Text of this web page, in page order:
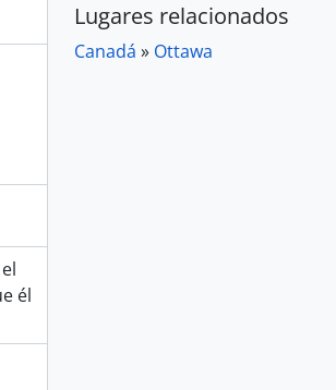
él
Lugares relacionados
Canadá » Ottawa